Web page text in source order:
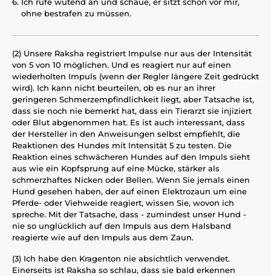
ohne bestrafen zu müssen.
(2) Unsere Raksha registriert Impulse nur aus der Intensität
von 5 von 10 möglichen. Und es reagiert nur auf einen
wiederholten Impuls (wenn der Regler längere Zeit gedrückt
wird). Ich kann nicht beurteilen, ob es nur an ihrer
geringeren Schmerzempfindlichkeit liegt, aber Tatsache ist,
dass sie noch nie bemerkt hat, dass ein Tierarzt sie injiziert
oder Blut abgenommen hat. Es ist auch interessant, dass
der Hersteller in den Anweisungen selbst empfiehlt, die
Reaktionen des Hundes mit Intensität 5 zu testen. Die
Reaktion eines schwächeren Hundes auf den Impuls sieht
aus wie ein Kopfsprung auf eine Mücke, stärker als
schmerzhaftes Nicken oder Bellen. Wenn Sie jemals einen
Hund gesehen haben, der auf einen Elektrozaun um eine
Pferde- oder Viehweide reagiert, wissen Sie, wovon ich
spreche. Mit der Tatsache, dass - zumindest unser Hund -
nie so unglücklich auf den Impuls aus dem Halsband
reagierte wie auf den Impuls aus dem Zaun.
(3) Ich habe den Kragenton nie absichtlich verwendet.
Einerseits ist Raksha so schlau, dass sie bald erkennen